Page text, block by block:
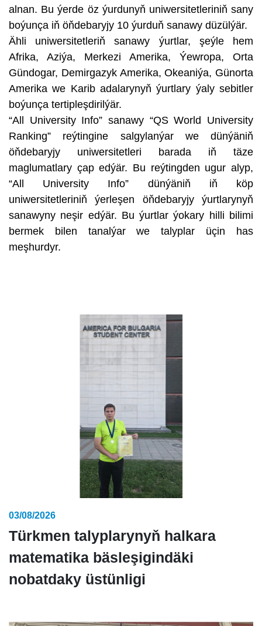
alnan. Bu ýerde öz ýurdunyň uniwersitetleriniň sany
boýunça iň öňdebaryjy 10 ýurduň sanawy düzülýär.
Ähli uniwersitetleriň sanawy ýurtlar, şeýle hem
Afrika, Aziýa, Merkezi Amerika, Ýewropa, Orta
Gündogar, Demirgazyk Amerika, Okeaniýa, Günorta
Amerika we Karib adalarynyň ýurtlary ýaly sebitler
boýunça tertipleşdirilýär.
“All University Info” sanawy “QS World University
Ranking” reýtingine salgylanýar we dünýäniň
öňdebaryjy uniwersitetleri barada iň täze
maglumatlary çap edýär. Bu reýtingden ugur alyp,
“All University Info” dünýäniň iň köp
uniwersitetleriniň ýerleşen öňdebaryjy ýurtlarynyň
sanawyny neşir edýär. Bu ýurtlar ýokary hilli bilimi
bermek bilen tanalýar we talyplar üçin has
meşhurdyr.
03/08/2026
Türkmen talyplarynyň halkara
matematika bäsleşigindäki
nobatdaky üstünligi